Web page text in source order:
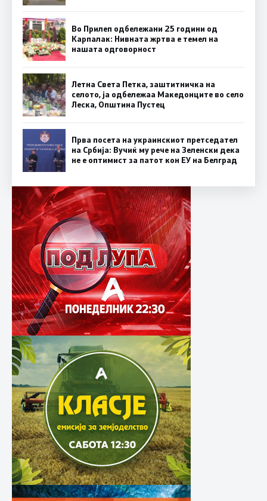
Во Прилеп одбележани 25 години од
Карпалак: Нивната жртва е темел на
нашата одговорност
Летна Света Петка, заштитничка на
селото, ја одбележаа Македонците во село
Леска, Општина Пустец
Прва посета на украинскиот претседател
на Србија: Вучиќ му рече на Зеленски дека
не е оптимист за патот кон ЕУ на Белград